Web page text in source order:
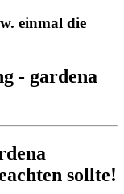
einmal die
- gardena
sollte!